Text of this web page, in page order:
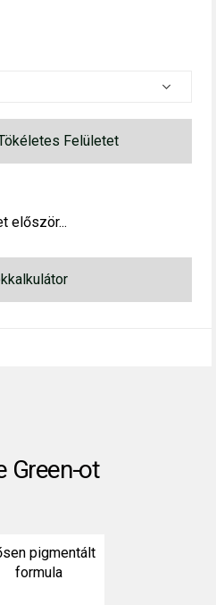
Felületet
először...
Green-ot
pigmentált
formula